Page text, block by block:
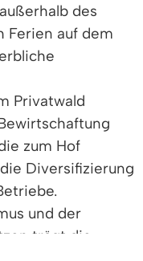
des
Ferien auf dem
Privatwald
zum Hof
Diversifizierung
und der
trägt die